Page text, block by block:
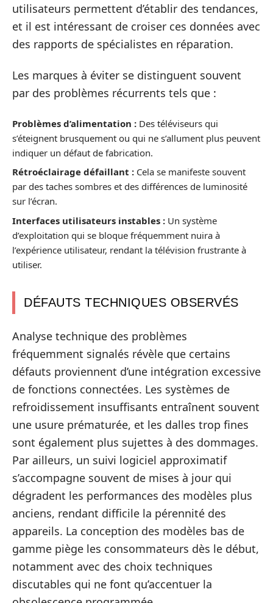
utilisateurs permettent d’établir des tendances,
et il est intéressant de croiser ces données avec
des rapports de spécialistes en réparation.
Les marques à éviter se distinguent souvent
par des problèmes récurrents tels que :
Problèmes d’alimentation : Des téléviseurs qui
s’éteignent brusquement ou qui ne s’allument plus peuvent
indiquer un défaut de fabrication.
Rétroéclairage défaillant : Cela se manifeste souvent
par des taches sombres et des différences de luminosité
sur l’écran.
Interfaces utilisateurs instables : Un système
d’exploitation qui se bloque fréquemment nuira à
l’expérience utilisateur, rendant la télévision frustrante à
utiliser.
DÉFAUTS TECHNIQUES OBSERVÉS
Analyse technique des problèmes
fréquemment signalés révèle que certains
défauts proviennent d’une intégration excessive
de fonctions connectées. Les systèmes de
refroidissement insuffisants entraînent souvent
une usure prématurée, et les dalles trop fines
sont également plus sujettes à des dommages.
Par ailleurs, un suivi logiciel approximatif
s’accompagne souvent de mises à jour qui
dégradent les performances des modèles plus
anciens, rendant difficile la pérennité des
appareils. La conception des modèles bas de
gamme piège les consommateurs dès le début,
notamment avec des choix techniques
discutables qui ne font qu’accentuer la